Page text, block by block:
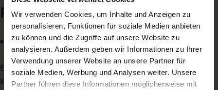
Wir verwenden Cookies, um Inhalte und Anzeigen zu
personalisieren, Funktionen für soziale Medien anbieten
zu können und die Zugriffe auf unsere Website zu
analysieren. Außerdem geben wir Informationen zu Ihrer
Verwendung unserer Website an unsere Partner für
soziale Medien, Werbung und Analysen weiter. Unsere
Partner führen diese Informationen möglicherweise mit
Redaktion
Marc Elxnat(V.i.S.d.P.), Berlin
Einsendungen zum Aufsatzteil und zum
Kommunalspiegel